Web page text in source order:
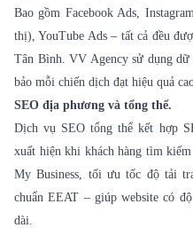
Bao gồm Facebook Ads,
thị), YouTube Ads – tất cả đều
Tân Bình. VV Agency sử dụng
bảo mỗi chiến dịch đạt hiệu quả
SEO địa phương và tổng thể.
Dịch vụ SEO tổng thể kết hợp
xuất hiện khi khách hàng tìm
My Business, tối ưu tốc độ tải
chuẩn EEAT – giúp website có
dài.